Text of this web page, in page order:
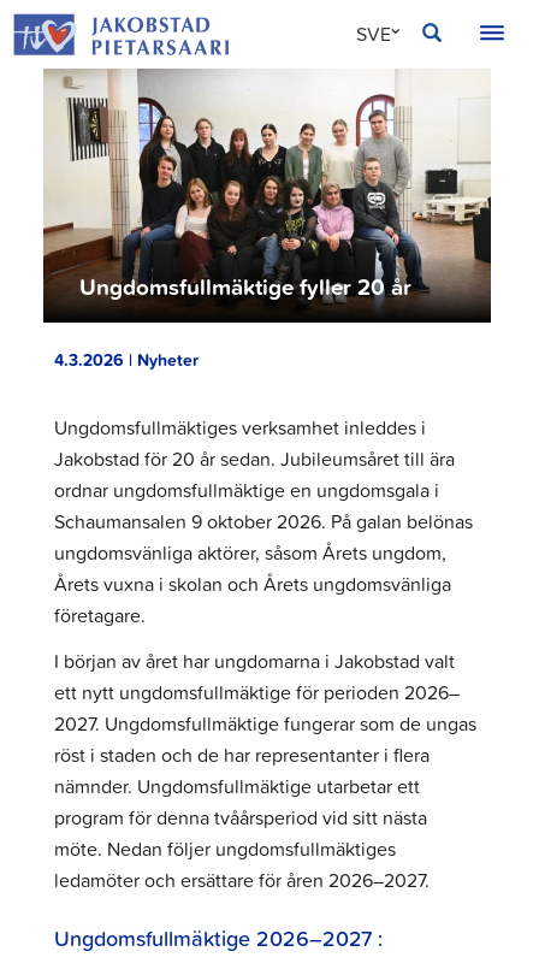
Hoppa
till
innehållet
SVE
FIN
ENG
Ungdomsfullmäktige fyller 20 år
4.3.2026 | Nyheter
Ungdomsfullmäktiges verksamhet inleddes i
Jakobstad för 20 år sedan. Jubileumsåret till ära
ordnar ungdomsfullmäktige en ungdomsgala i
Schaumansalen 9 oktober 2026. På galan belönas
ungdomsvänliga aktörer, såsom Årets ungdom,
Årets vuxna i skolan och Årets ungdomsvänliga
företagare.
I början av året har ungdomarna i Jakobstad valt
ett nytt ungdomsfullmäktige för perioden 2026–
2027. Ungdomsfullmäktige fungerar som de ungas
röst i staden och de har representanter i flera
nämnder. Ungdomsfullmäktige utarbetar ett
program för denna tvåårsperiod vid sitt nästa
möte. Nedan följer ungdomsfullmäktiges
ledamöter och ersättare för åren 2026–2027.
Ungdomsfullmäktige 2026–2027 :